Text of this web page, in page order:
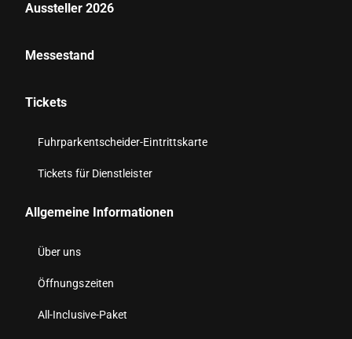
Aussteller 2026
Messestand
Tickets
Fuhrparkentscheider-Eintrittskarte
Tickets für Dienstleister
Allgemeine Informationen
Über uns
Öffnungszeiten
All-Inclusive-Paket